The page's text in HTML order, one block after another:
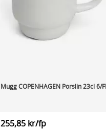
Mugg COPENHAGEN Porslin 23cl 6/
255,85 kr/fp